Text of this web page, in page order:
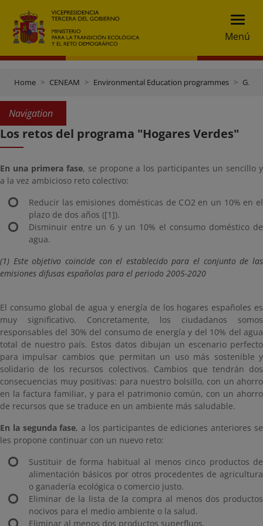
Menú
Home CENEAM Environmental Education programmes Green homes
Navigation
Los retos del programa "Hogares Verdes"
En una primera fase, se propone a los participantes un sencillo y
a la vez ambicioso reto colectivo:
Reducir las emisiones domésticas de CO2 en un 10% en el
plazo de dos años ([1]).
Disminuir entre un 6 y un 10% el consumo doméstico de
agua.
(1) Este objetivo coincide con el establecido para el conjunto de las
emisiones difusas españolas para el periodo 2005-2020
El consumo global de agua y energía de los hogares españoles es
muy significativo. Concretamente, los ciudadanos somos
responsables del 30% del consumo de energía y del 10% del agua
total de nuestro país. Estos datos dibujan un escenario perfecto
para impulsar cambios que permitan un uso más sostenible y
solidario de los recursos colectivos. Cambios que tendrán dos
consecuencias muy positivas: para nuestro bolsillo, con un ahorro
en la factura familiar, y para el patrimonio común, con un ahorro
de recursos que se traduce en un ambiente más saludable.
En la segunda fase, a los participantes de ediciones anteriores se
les propone continuar con un nuevo reto:
Sustituir de forma habitual al menos cinco productos de
alimentación básicos por otros procedentes de agricultura
o ganadería ecológica o comercio justo.
Eliminar de la lista de la compra al menos dos productos
nocivos para el medio ambiente o la salud.
Eliminar al menos dos productos superfluos.